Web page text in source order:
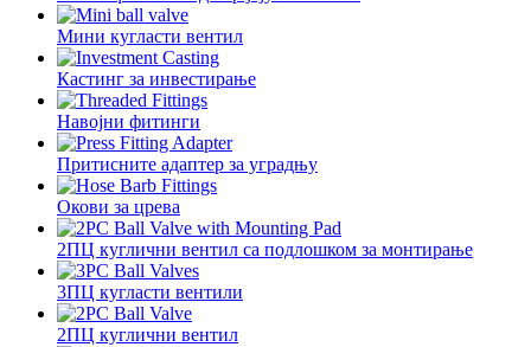
Мини кугласти вентил
Кастинг за инвестирање
Навојни фитинги
Притисните адаптер за уградњу
Окови за црева
2ПЦ куглични вентил са подлошком за монтирање
3ПЦ кугласти вентили
2ПЦ куглични вентил